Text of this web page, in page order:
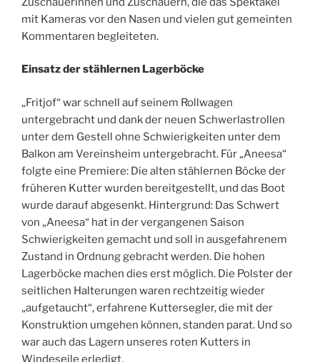
mit Kameras vor den Nasen und vielen gut gemeinten
Kommentaren begleiteten.
Einsatz der stählernen Lagerböcke
„Fritjof“ war schnell auf seinem Rollwagen
untergebracht und dank der neuen Schwerlastrollen
unter dem Gestell ohne Schwierigkeiten unter dem
Balkon am Vereinsheim untergebracht. Für „Aneesa“
folgte eine Premiere: Die alten stählernen Böcke der
früheren Kutter wurden bereitgestellt, und das Boot
wurde darauf abgesenkt. Hintergrund: Das Schwert
von „Aneesa“ hat in der vergangenen Saison
Schwierigkeiten gemacht und soll in ausgefahrenem
Zustand in Ordnung gebracht werden. Die hohen
Lagerböcke machen dies erst möglich. Die Polster der
seitlichen Halterungen waren rechtzeitig wieder
„aufgetaucht“, erfahrene Kuttersegler, die mit der
Konstruktion umgehen können, standen parat. Und so
war auch das Lagern unseres roten Kutters in
Windeseile erledigt.